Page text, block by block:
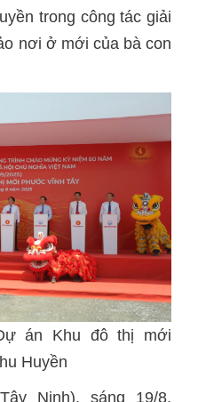
trong công tác giải
nơi ở mới của bà con
án Khu đô thị mới
Huyền
Ninh), sáng 19/8,